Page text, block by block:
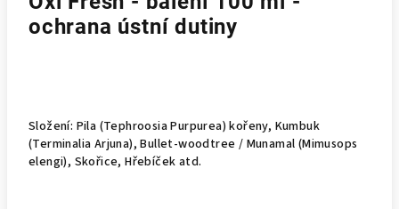
ochrana ústní dutiny
Složení: Pila (Tephroosia Purpurea) kořeny, Kumbuk
(Terminalia Arjuna), Bullet-woodtree / Munamal (Mimusops
elengi), Skořice, Hřebíček atd.